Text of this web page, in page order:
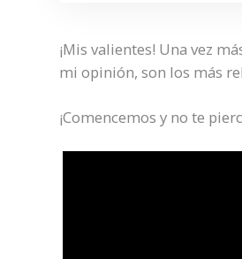
¡Mis valientes! Una vez
mi opinión, son los más
¡Comencemos y no te